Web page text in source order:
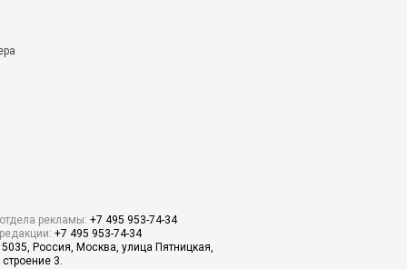
рекламы: +7 495 953-74-34
+7 495 953-74-34
Россия, Москва, улица Пятницкая,
3.